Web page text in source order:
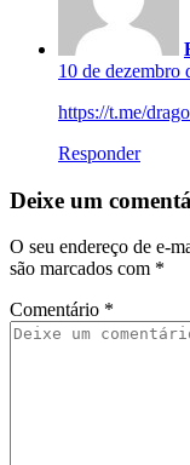
10 de dezembro
https://t.me/
Responder
Deixe um
O seu endereço de e-
são marcados com *
Comentário *